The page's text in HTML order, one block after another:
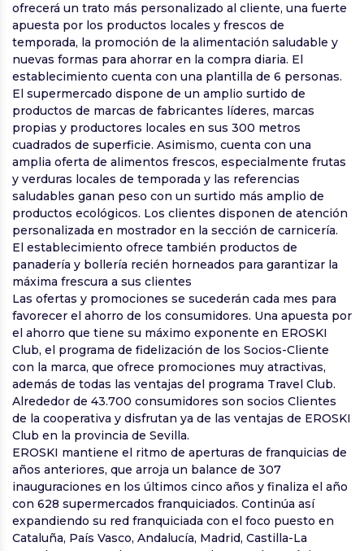
ofrecerá un trato más personalizado al cliente, una fuerte
apuesta por los productos locales y frescos de
temporada, la promoción de la alimentación saludable y
nuevas formas para ahorrar en la compra diaria. El
establecimiento cuenta con una plantilla de 6 personas.
El supermercado dispone de un amplio surtido de
productos de marcas de fabricantes líderes, marcas
propias y productores locales en sus 300 metros
cuadrados de superficie. Asimismo, cuenta con una
amplia oferta de alimentos frescos, especialmente frutas
y verduras locales de temporada y las referencias
saludables ganan peso con un surtido más amplio de
productos ecológicos. Los clientes disponen de atención
personalizada en mostrador en la sección de carnicería.
El establecimiento ofrece también productos de
panadería y bollería recién horneados para garantizar la
máxima frescura a sus clientes
Las ofertas y promociones se sucederán cada mes para
favorecer el ahorro de los consumidores. Una apuesta por
el ahorro que tiene su máximo exponente en EROSKI
Club, el programa de fidelización de los Socios-Cliente
con la marca, que ofrece promociones muy atractivas,
además de todas las ventajas del programa Travel Club.
Alrededor de 43.700 consumidores son socios Clientes
de la cooperativa y disfrutan ya de las ventajas de EROSKI
Club en la provincia de Sevilla.
EROSKI mantiene el ritmo de aperturas de franquicias de
años anteriores, que arroja un balance de 307
inauguraciones en los últimos cinco años y finaliza el año
con 628 supermercados franquiciados. Continúa así
expandiendo su red franquiciada con el foco puesto en
Cataluña, País Vasco, Andalucía, Madrid, Castilla-La